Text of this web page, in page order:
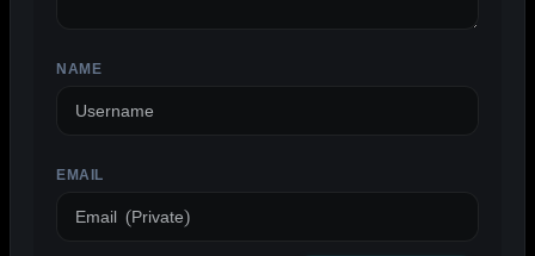
NAME
EMAIL